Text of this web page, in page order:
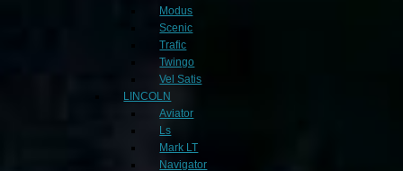
Modus
Scenic
Trafic
Twingo
Vel Satis
LINCOLN
Aviator
Ls
Mark LT
Navigator